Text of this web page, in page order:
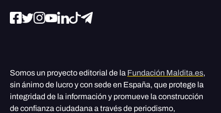
Somos un proyecto editorial de la Fundación Maldita.es,
sin ánimo de lucro y con sede en España, que protege la
integridad de la información y promueve la construcción
de confianza ciudadana a través de periodismo,